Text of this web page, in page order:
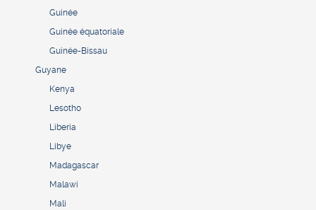
Guinée
Guinée équatoriale
Guinée-Bissau
Guyane
Kenya
Lesotho
Liberia
Libye
Madagascar
Malawi
Mali